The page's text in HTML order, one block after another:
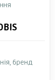
бренд